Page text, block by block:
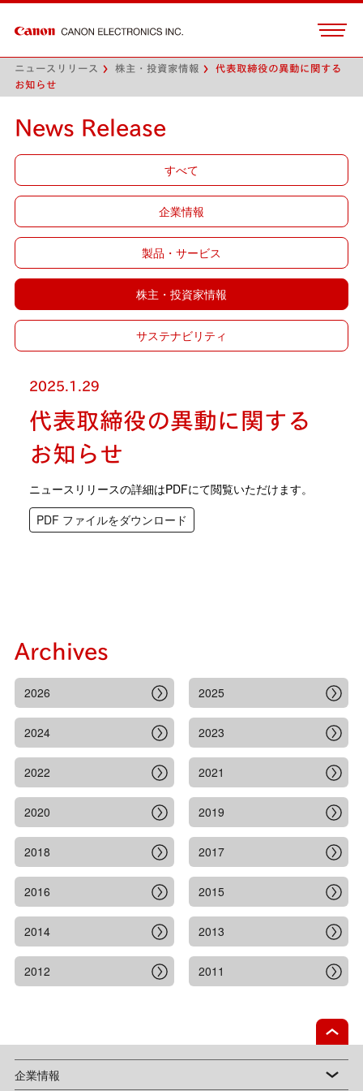
ニュースリリース 株主・投資家情報
代表取締役の異動に関する
お知らせ
News Release
すべて
企業情報
製品・サービス
株主・投資家情報
サステナビリティ
2025.1.29
代表取締役の異動に関する
お知らせ
ニュースリリースの詳細はPDFにて閲覧いただけます。
PDF ファイルをダウンロード
Archives
2026 2025
2024 2023
2022 2021
2020 2019
2018 2017
2016 2015
2014 2013
2012 2011
企業情報